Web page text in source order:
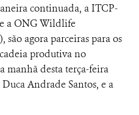
continuada, a ITCP-
a ONG Wildlife
são agora parceiras para os
produtiva no
desta terça-feira
Andrade Santos, e a